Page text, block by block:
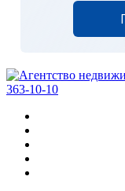
363-10-10